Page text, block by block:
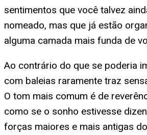
sentimentos que você talvez
nomeado, mas que já estão
alguma camada mais funda de
Ao contrário do que se poderia
com baleias raramente traz
O tom mais comum é de
como se o sonho estivesse
forças maiores e mais antigas